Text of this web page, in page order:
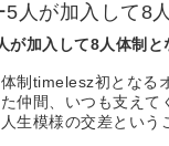
5人が加入して8
が加入して8人体制
制timelesz初となる
た仲間、いつも支え
生模様の交差という